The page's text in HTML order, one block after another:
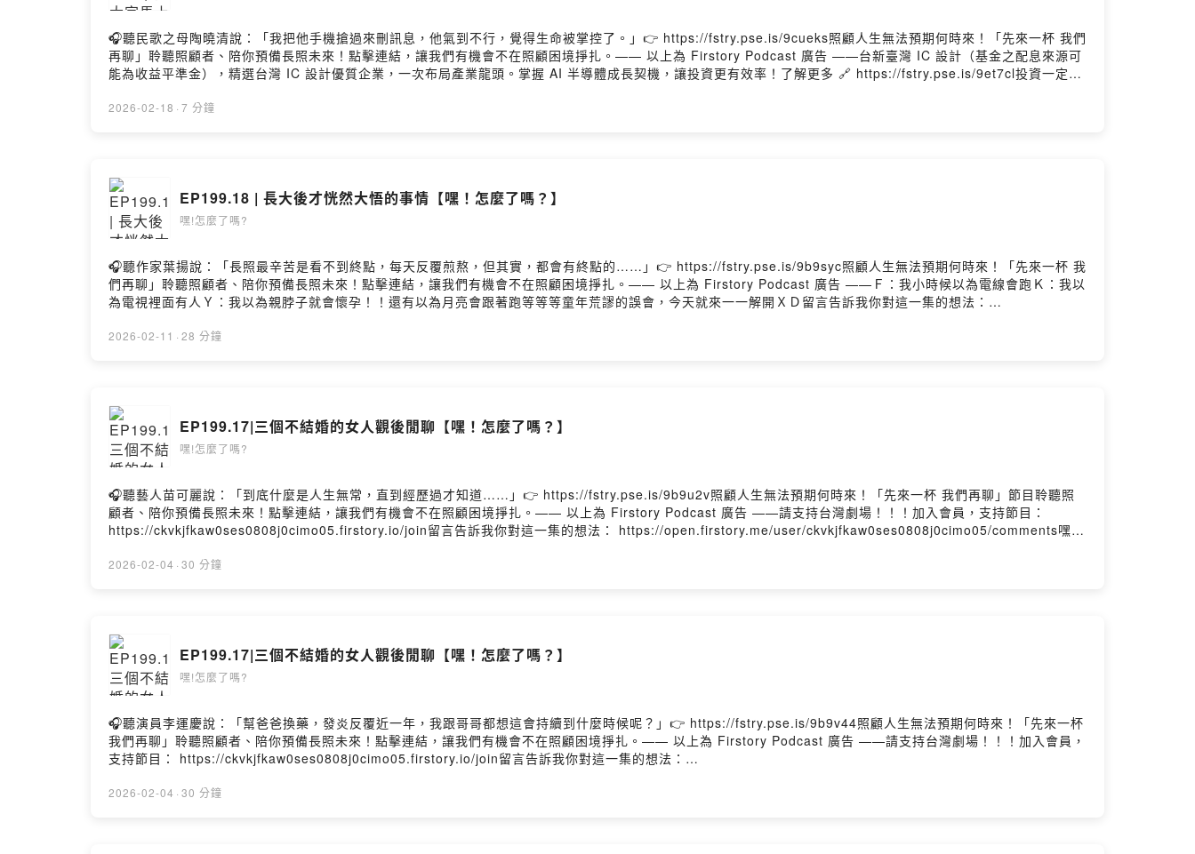
🎧聽民歌之母陶曉清說：「我把他手機搶過來刪訊息，他氣到不行，覺得生命被掌控了。」👉 https://fstry.pse.is/9cueks照顧人生無法預期何時來！「先來一杯 我們
再聊」聆聽照顧者、陪你預備長照未來！點擊連結，讓我們有機會不在照顧困境掙扎。—— 以上為 Firstory Podcast 廣告 ——台新臺灣 IC 設計（基金之配息來源可
能為收益平準金），精選台灣 IC 設計優質企業，一次布局產業龍頭。掌握 AI 半導體成長契機，讓投資更有效率！了解更多 🔗 https://fstry.pse.is/9et7cl投資一定有
https://whathappenedpodcast.firstory.io/join留言告訴我你對這一集的想法：嘿!怎麼了嗎? IG：what.happened.podcast#嘿!怎麼了嗎? 每週三更新 各大收聽平台
2026-02-18 · 7 分鐘
EP199.18 | 長大後才恍然大悟的事情【嘿！怎麼了嗎？】
嘿!怎麼了嗎?
🎧聽作家葉揚說：「長照最辛苦是看不到終點，每天反覆煎熬，但其實，都會有終點的……」👉 https://fstry.pse.is/9b9syc照顧人生無法預期何時來！「先來一杯 我
們再聊」聆聽照顧者、陪你預備長照未來！點擊連結，讓我們有機會不在照顧困境掙扎。—— 以上為 Firstory Podcast 廣告 ——Ｆ：我小時候以為電線會跑Ｋ：我以
為電視裡面有人Ｙ：我以為親脖子就會懷孕！！還有以為月亮會跟著跑等等等童年荒謬的誤會，今天就來一一解開ＸＤ留言告訴我你對這一集的想法：
https://ckvkjfkaw0ses0808j0cimo05.firstory.io/join合作邀約｜heywhathappenedpodcast@gmail.com小額贊助支持本節目：
2026-02-11 · 28 分鐘
EP199.17|三個不結婚的女人觀後閒聊【嘿！怎麼了嗎？】
嘿!怎麼了嗎?
🎧聽藝人苗可麗說：「到底什麼是人生無常，直到經歷過才知道……」👉 https://fstry.pse.is/9b9u2v照顧人生無法預期何時來！「先來一杯 我們再聊」節目聆聽照
顧者、陪你預備長照未來！點擊連結，讓我們有機會不在照顧困境掙扎。—— 以上為 Firstory Podcast 廣告 ——請支持台灣劇場！！！加入會員，支持節目：
https://ckvkjfkaw0ses0808j0cimo05.firstory.io/join留言告訴我你對這一集的想法： https://open.firstory.me/user/ckvkjfkaw0ses0808j0cimo05/comments嘿!
嗎?合作邀約｜heywhathappenedpodcast@gmail.com小額贊助支持本節目： https://open.firstory.me/user/ckvkjfkaw0ses0808j0cimo05留言告訴我你對這一集
2026-02-04 · 30 分鐘
EP199.17|三個不結婚的女人觀後閒聊【嘿！怎麼了嗎？】
嘿!怎麼了嗎?
🎧聽演員李運慶說：「幫爸爸換藥，發炎反覆近一年，我跟哥哥都想這會持續到什麼時候呢？」👉 https://fstry.pse.is/9b9v44照顧人生無法預期何時來！「先來一杯
我們再聊」聆聽照顧者、陪你預備長照未來！點擊連結，讓我們有機會不在照顧困境掙扎。—— 以上為 Firstory Podcast 廣告 ——請支持台灣劇場！！！加入會員，
支持節目： https://ckvkjfkaw0ses0808j0cimo05.firstory.io/join留言告訴我你對這一集的想法：
https://linktr.ee/heywhathappenedpodcastIG、YT、Tiktok 搜尋｜嘿!怎麼了嗎?合作邀約｜heywhathappenedpodcast@gmail.com小額贊助支持本節目：
2026-02-04 · 30 分鐘